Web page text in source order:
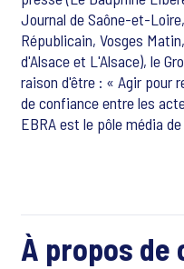
Journal de Saône-et-
Républicain, Vosges
d'Alsace et L'Alsace), le
raison d'être : « Agir pour
de confiance entre les
EBRA est le pôle média
À propos de